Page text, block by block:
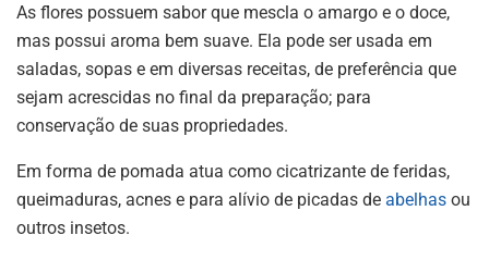
As flores possuem sabor que mescla o amargo e o doce,
mas possui aroma bem suave. Ela pode ser usada em
saladas, sopas e em diversas receitas, de preferência que
sejam acrescidas no final da preparação; para
conservação de suas propriedades.
Em forma de pomada atua como cicatrizante de feridas,
queimaduras, acnes e para alívio de picadas de abelhas ou
outros insetos.